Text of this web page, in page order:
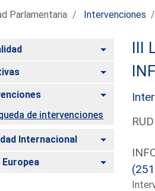
Parlamentaria Intervenciones
Alternar
Alternar
Alternar
de intervenciones
Internacional Alternar
Europea Alternar
III